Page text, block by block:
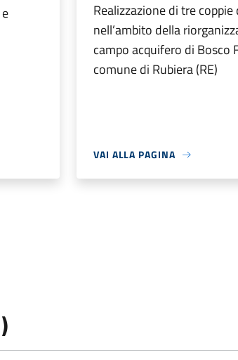
Realizzazione di tre coppie
nell’ambito della
campo acquifero di Bosco
comune di Rubiera (RE)
VAI ALLA PAGINA